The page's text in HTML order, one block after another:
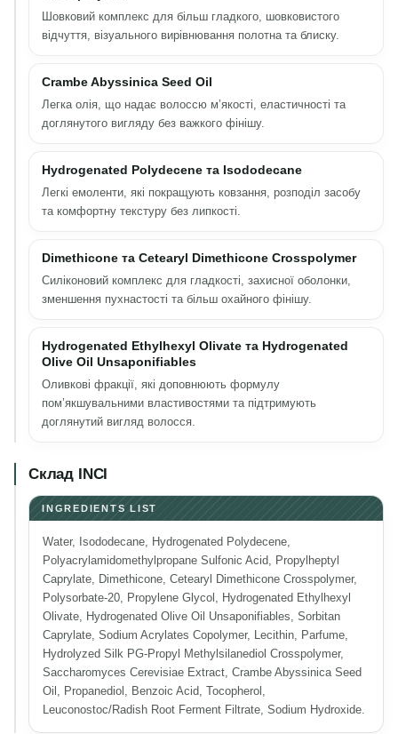
Шовковий комплекс для більш гладкого, шовковистого
відчуття, візуального вирівнювання полотна та блиску.
Crambe Abyssinica Seed Oil
Легка олія, що надає волоссю м’якості, еластичності та
доглянутого вигляду без важкого фінішу.
Hydrogenated Polydecene та Isododecane
Легкі емоленти, які покращують ковзання, розподіл засобу
та комфортну текстуру без липкості.
Dimethicone та Cetearyl Dimethicone Crosspolymer
Силіконовий комплекс для гладкості, захисної оболонки,
зменшення пухнастості та більш охайного фінішу.
Hydrogenated Ethylhexyl Olivate та Hydrogenated
Olive Oil Unsaponifiables
Оливкові фракції, які доповнюють формулу
пом’якшувальними властивостями та підтримують
доглянутий вигляд волосся.
Склад INCI
INGREDIENTS LIST
Water, Isododecane, Hydrogenated Polydecene,
Polyacrylamidomethylpropane Sulfonic Acid, Propylheptyl
Caprylate, Dimethicone, Cetearyl Dimethicone Crosspolymer,
Polysorbate-20, Propylene Glycol, Hydrogenated Ethylhexyl
Olivate, Hydrogenated Olive Oil Unsaponifiables, Sorbitan
Caprylate, Sodium Acrylates Copolymer, Lecithin, Parfume,
Hydrolyzed Silk PG-Propyl Methylsilanediol Crosspolymer,
Saccharomyces Cerevisiae Extract, Crambe Abyssinica Seed
Oil, Propanediol, Benzoic Acid, Tocopherol,
Leuconostoc/Radish Root Ferment Filtrate, Sodium Hydroxide.